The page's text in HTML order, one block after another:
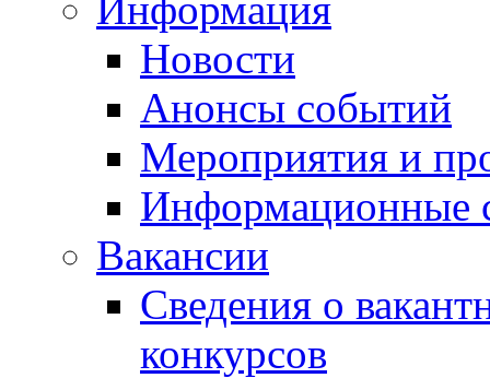
Новости
Анонсы событий
Мероприятия и
Информационные
Вакансии
Сведения о
конкурсов